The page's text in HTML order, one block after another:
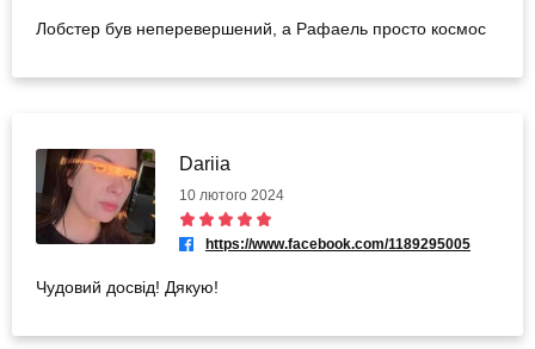
Лобстер був неперевершений, а Рафаель просто космос
Dariia
10 лютого 2024
https://www.facebook.com/1189295005
Чудовий досвід! Дякую!